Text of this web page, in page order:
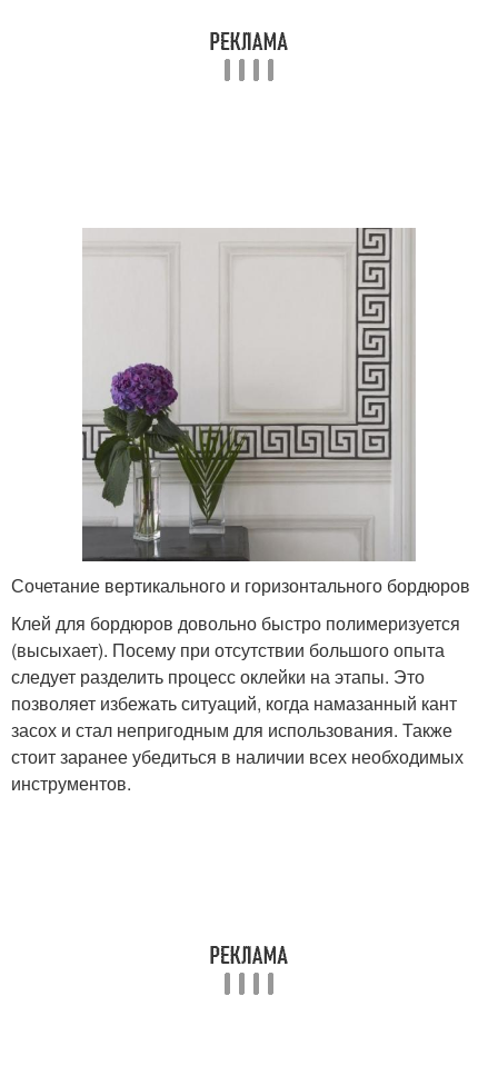
Сочетание вертикального и горизонтального бордюров
Клей для бордюров довольно быстро полимеризуется
(высыхает). Посему при отсутствии большого опыта
следует разделить процесс оклейки на этапы. Это
позволяет избежать ситуаций, когда намазанный кант
засох и стал непригодным для использования. Также
стоит заранее убедиться в наличии всех необходимых
инструментов.